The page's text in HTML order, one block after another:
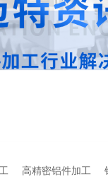
高精密铝件加工